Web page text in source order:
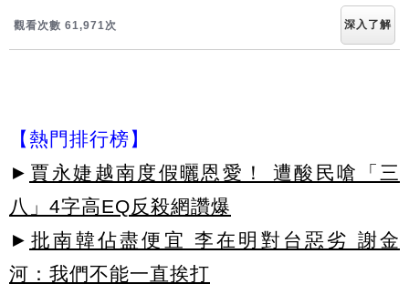
觀看次數 61,971次 深入了解
【熱門排行榜】
► 賈永婕越南度假曬恩愛！ 遭酸民嗆「三
八」4字高EQ反殺網讚爆
► 批南韓佔盡便宜 李在明對台惡劣 謝金
河：我們不能一直挨打